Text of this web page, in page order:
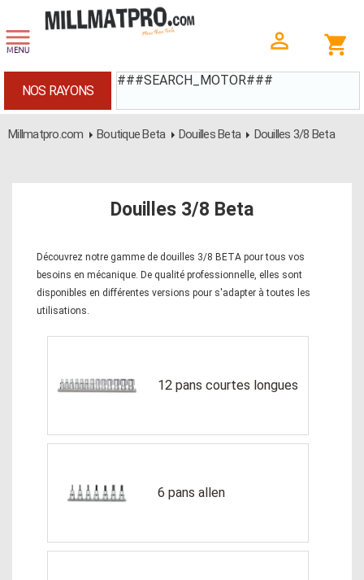
###SEARCH_MOTOR###
NOS RAYONS
Millmatpro.com Boutique Beta Douilles Beta Douilles 3/8 Beta
Douilles 3/8 Beta
Découvrez notre gamme de douilles 3/8 BETA pour tous vos
besoins en mécanique. De qualité professionnelle, elles sont
disponibles en différentes versions pour s'adapter à toutes les
utilisations.
12 pans courtes longues
6 pans allen